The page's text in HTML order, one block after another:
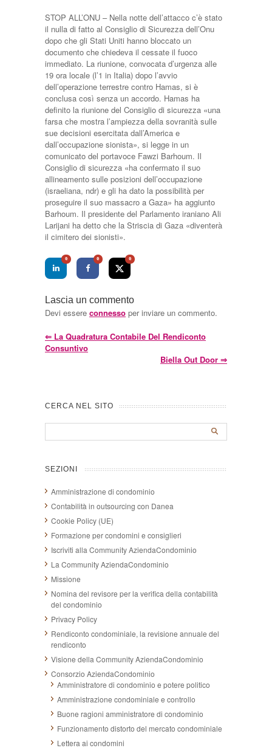
STOP ALL’ONU – Nella notte dell’attacco c’è stato
il nulla di fatto al Consiglio di Sicurezza dell’Onu
dopo che gli Stati Uniti hanno bloccato un
documento che chiedeva il cessate il fuoco
immediato. La riunione, convocata d’urgenza alle
19 ora locale (l’1 in Italia) dopo l’avvio
dell’operazione terrestre contro Hamas, si è
conclusa così senza un accordo. Hamas ha
definito la riunione del Consiglio di sicurezza «una
farsa che mostra l’ampiezza della sovranità sulle
sue decisioni esercitata dall’America e
dall’occupazione sionista», si legge in un
comunicato del portavoce Fawzi Barhoum. Il
Consiglio di sicurezza «ha confermato il suo
allineamento sulle posizioni dell’occupazione
(israeliana, ndr) e gli ha dato la possibilità per
proseguire il suo massacro a Gaza» ha aggiunto
Barhoum. Il presidente del Parlamento iraniano Ali
Larijani ha detto che la Striscia di Gaza «diventerà
il cimitero dei sionisti».
0 0 0
Lascia un commento
Devi essere connesso per inviare un commento.
⇐ La Quadratura Contabile Del Rendiconto
Consuntivo
Biella Out Door ⇒
CERCA NEL SITO
SEZIONI
Amministrazione di condominio
Contabilità in outsourcing con Danea
Cookie Policy (UE)
Formazione per condomini e consiglieri
Iscriviti alla Community AziendaCondominio
La Community AziendaCondominio
Missione
Nomina del revisore per la verifica della contabilità
del condominio
Privacy Policy
Rendiconto condominiale, la revisione annuale del
rendiconto
Visione della Community AziendaCondominio
Consorzio AziendaCondominio
Amministratore di condominio e potere politico
Amministrazione condominiale e controllo
Buone ragioni amministratore di condominio
Funzionamento distorto del mercato condominiale
Lettera ai condomini